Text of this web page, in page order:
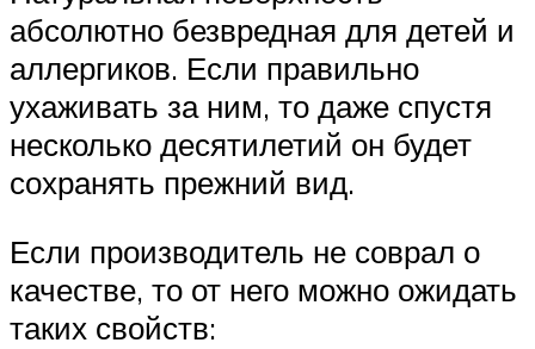
абсолютно безвредная для детей и
аллергиков. Если правильно
ухаживать за ним, то даже спустя
несколько десятилетий он будет
сохранять прежний вид.
Если производитель не соврал о
качестве, то от него можно ожидать
таких свойств: